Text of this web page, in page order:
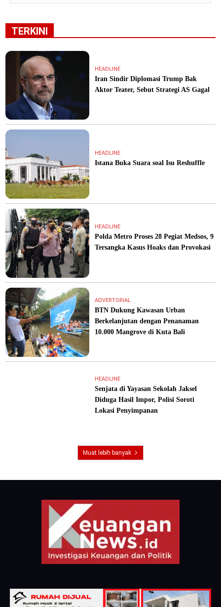
TERKINI
HEADLINE
Iran Sindir Diplomasi Trump Bak
Aktor Teater, Sebut Strategi AS Gagal
HEADLINE
Istana Buka Suara soal Isu Reshuffle
HEADLINE
Polda Metro Proses 28 Pegiat Medsos, 9
Tersangka Kasus Hoaks dan Provokasi
ADVERTORIAL
BTN Dukung Kawasan Urban
Berkelanjutan dengan Penanaman
10.000 Mangrove di Kuta Bali
HEADLINE
Senjata di Yayasan Sekolah Jaksel
Diduga Hasil Impor, Polisi Soroti
Lokasi Penyimpanan
Muat lebih banyak